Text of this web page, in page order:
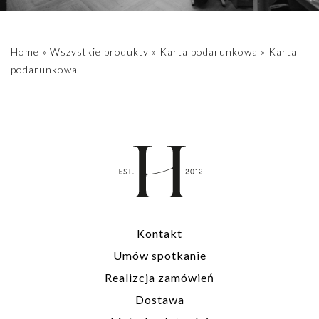
na czasie, proszę
Home » Wszystkie produkty » Karta podarunkowa » Karta
podarunkowa
Kontakt
Umów spotkanie
Realizcja zamówień
Dostawa